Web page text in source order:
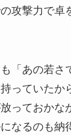
攻撃力で卓
「あの若さ
っていたか
っておかな
なるのも納